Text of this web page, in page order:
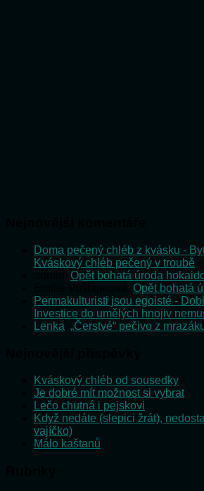
Doma pečený chléb z kvásku -
Kváskový chléb pečený v troubě
Opět bohatá úroda
Opět bohatá
Permakulturisti jsou egoisté -
Investice do umělých hnojiv
Lenka „Čerstvé“ pečivo z
Kváskový chléb od sousedky
Je dobré mít možnost si vybrat
Lečo chutná i pejskovi
Když nedáte (slepici žrát),
vajíčko)
Málo kaštanů